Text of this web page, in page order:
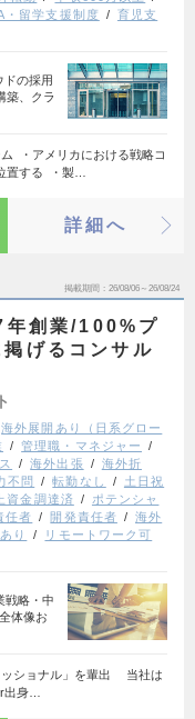
・留学支援制度
育児支
ドの採用
築、クラ
・アメリカにおける戦略コ
置する ・製…
詳細へ
掲載期間 26/08/06～26/08/24
年創業/100%プ
げるコンサル
海外展開あり（日系グロー
管理職・マネジャー
海外出張
海外折
不問 転勤なし
土日祝
資金調達済
ポテンシャ
任者 開発責任者
海外
り
リモートワーク可
戦略・中
体像お
ッショナル」を輩出 当社は
出身…